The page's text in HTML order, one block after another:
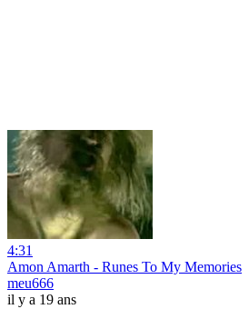
4:31
Amon Amarth - Runes To My Memories
meu666
il y a 19 ans